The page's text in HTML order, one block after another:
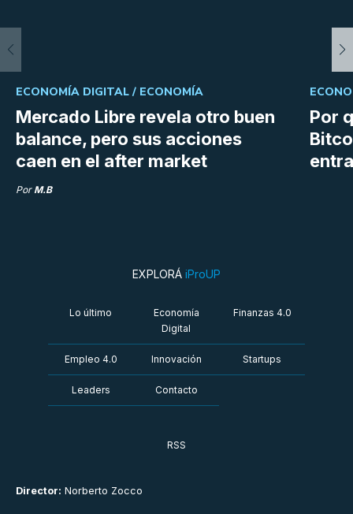
Mercado Libre revela otro buen
balance, pero sus acciones
caen en el after market
ECONOMÍA DIGITAL / ECONOMÍA
Por M.B
Por
Director: Norberto Zocco
EXPLORÁ iProUP
Lo último
Economía
Digital
Finanzas 4.0
Empleo 4.0 Innovación Startups
Leaders Contacto
RSS